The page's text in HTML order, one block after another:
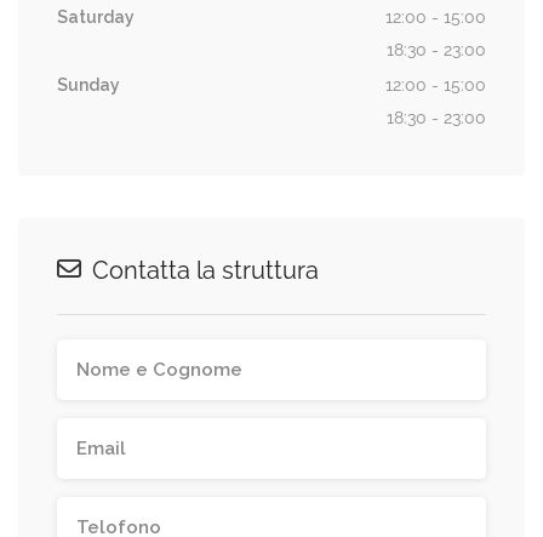
Saturday
12:00 - 15:00
18:30 - 23:00
Sunday
12:00 - 15:00
18:30 - 23:00
Contatta la struttura